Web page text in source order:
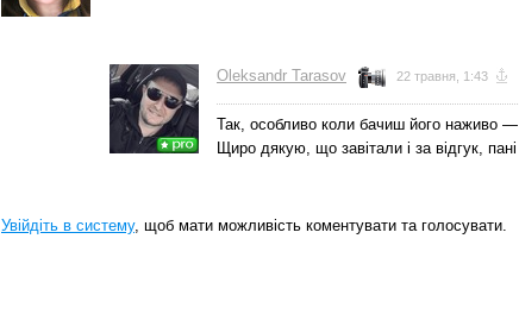
Oleksandr Tarasov 22 травня, 1:43
Так, особливо коли бачиш його наживо
Щиро дякую, що завітали і за відгук,
Увійдіть в систему, щоб мати можливість коментувати та голосувати.